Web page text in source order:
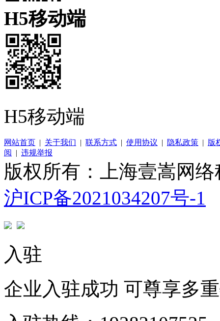
H5移动端
H5移动端
网站首页 | 关于我们 | 联系方式 | 使用协议 | 隐私政策 | 版
阅
| 违规举报
版权所有：上海壹嵩网
沪ICP备2021034207号-1
入驻
企业入驻成功 可尊享多